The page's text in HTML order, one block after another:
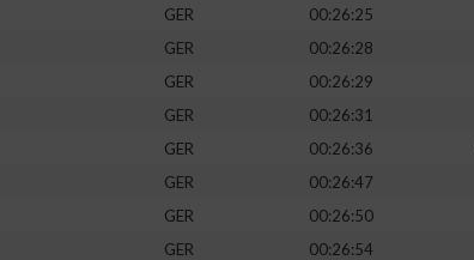
GER
00:26:25
GER
00:26:28
GER
00:26:29
GER
00:26:31
GER 00:26:36
GER
00:26:47
GER
00:26:50
GER
00:26:54